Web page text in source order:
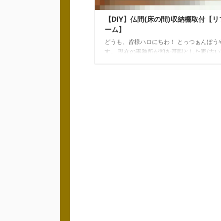
【DIY】仏間(床の間)収納棚取付【リ
ーム】
どうも、皆様ハロにちわ！ とっつぁんぼう
す。 現在の事務所が和を基調とした家(古い